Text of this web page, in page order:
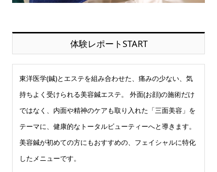
体験レポートSTART
東洋医学(鍼)とエステを組み合わせた、痛みの少ない、気
持ちよく受けられる美容鍼エステ。 外面(お顔)の施術だけ
ではなく、内面や精神のケアも取り入れた「三面美容」を
テーマに、健康的なトータルビューティーへと導きます。
美容鍼が初めての方にもおすすめの、フェイシャルに特化
したメニューです。